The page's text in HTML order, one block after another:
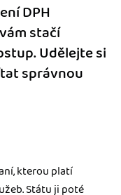
DPH
stačí
Udělejte si
správnou
kterou platí
Státu ji poté